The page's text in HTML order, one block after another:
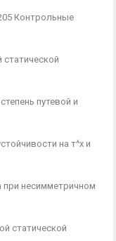
Контрольные
статической
путевой и
на т^х и
при несимметричном
статической